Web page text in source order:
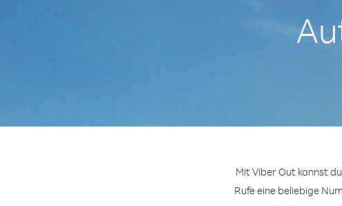
Mit Viber Out kannst
Rufe eine beliebige